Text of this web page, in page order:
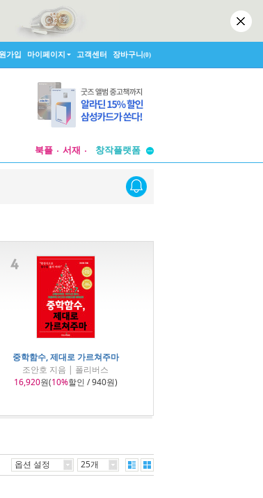
가입 마이페이지 고객센터 장바구니(0)
북플 서재
창작플랫폼
중학함수, 제대로 가르쳐주마
조안호 지음 | 폴리버스
16,920원(10%할인 / 940원)
옵션 설정 25개